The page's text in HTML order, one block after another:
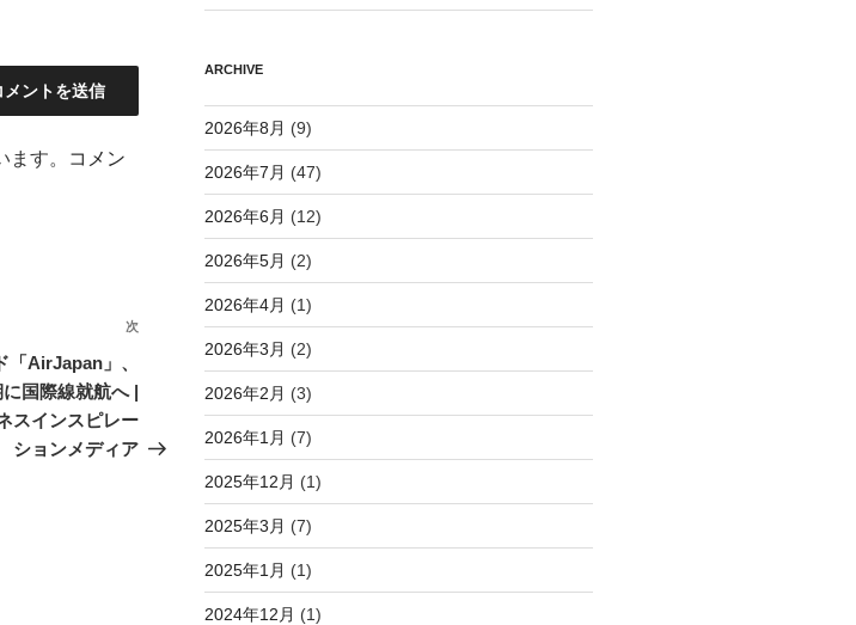
す。
コメン
次
稿
次
AirJapan」、
国際線就航へ |
スインスピレー
ションメディア
ARCHIVE
2026年8月 (9)
2026年7月 (47)
2026年6月 (12)
2026年5月 (2)
2026年4月 (1)
2026年3月 (2)
2026年2月 (3)
2026年1月 (7)
2025年12月 (1)
2025年3月 (7)
2025年1月 (1)
2024年12月 (1)